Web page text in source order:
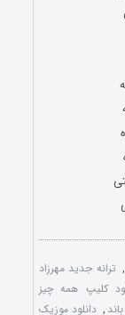
, ترانه جدید مهرزاد
کلیپ همه چیز
, دانلود موزیک